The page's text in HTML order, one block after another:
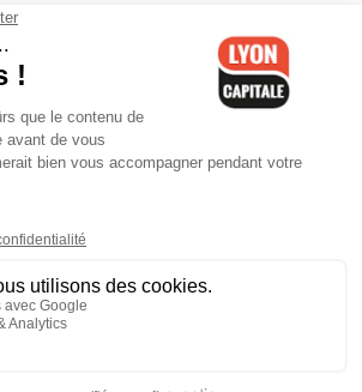
-Mentions légales-CGV-Politique de
des cookies